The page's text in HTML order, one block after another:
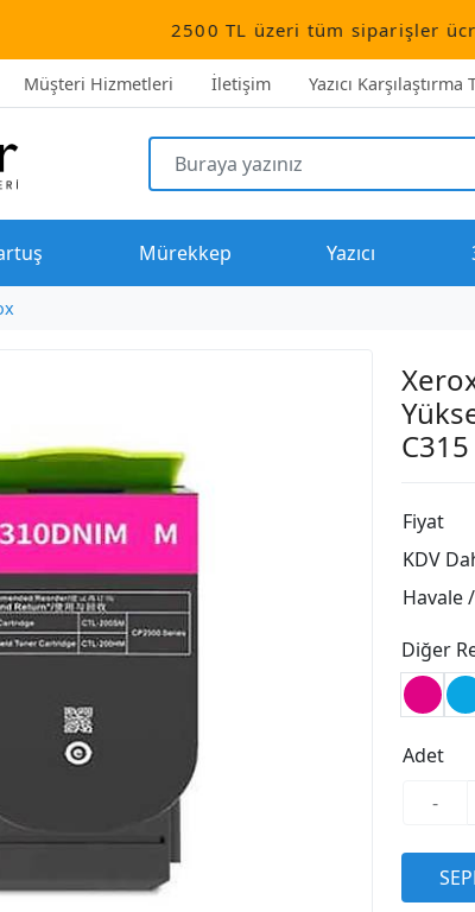
2500 TL üzeri tüm siparişler ücretsiz
Müşteri Hizmetleri İletişim Yazıcı Karşılaştırma
Mürekkep Yazıcı
C315
Fiyat
KDV
Havale
Diğer
Adet
-